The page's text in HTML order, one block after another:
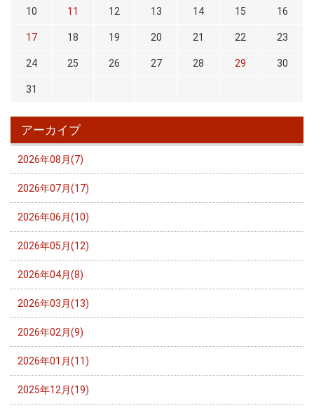
10 11 12 13 14 15 16
17 18 19 20 21 22 23
24 25 26 27 28 29 30
31
アーカイブ
2026年08月(7)
2026年07月(17)
2026年06月(10)
2026年05月(12)
2026年04月(8)
2026年03月(13)
2026年02月(9)
2026年01月(11)
2025年12月(19)